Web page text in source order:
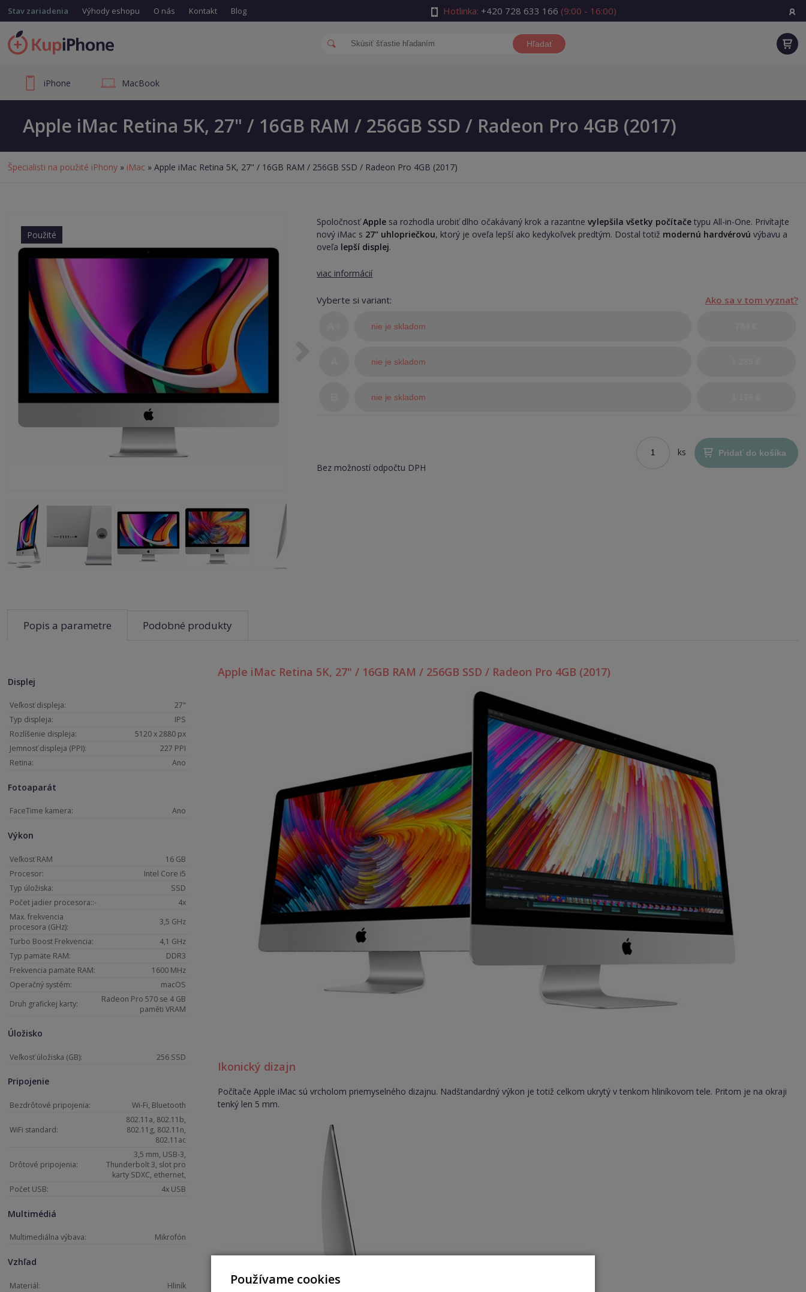
Stav zariadenia Výhody eshopu O nás Kontakt Blog Hotlinka: +420 728 633 166 (9:00 - 16:00)
Hľadať
iPhone MacBook
Apple iMac Retina 5K, 27" / 16GB RAM / 256GB SSD / Radeon Pro 4GB (2017)
Špecialisti na použité iPhony » iMac » Apple iMac Retina 5K, 27" / 16GB RAM / 256GB SSD / Radeon Pro 4GB (2017)
Použité
SpoločnosťApple sa rozhodla urobiť dlho očakávaný krok a razantnevylepšila všetky počítače typu All-in-One. Privítajte
nový iMac s 27" uhlopriečkou, ktorý je oveľa lepší ako kedykoľvek predtým. Dostal totiž modernú hardvérovú výbavu a
oveľa lepší displej.
viac informácií
Vyberte si variant: Ako sa v tom vyznať?
nie je skladom
nie je skladom
nie je skladom
Bez možností odpočtu DPH
ks Pridať do košíka
Popis a parametre Podobné produkty
Displej
Veľkosť displeja:
27"
Typ displeja:
IPS
Rozlíšenie displeja:
5120 x 2880 px
Jemnosť displeja (PPI):
227 PPI
Retina:
Ano
Fotoaparát
FaceTime kamera: Ano
Výkon
Veľkosť RAM
16 GB
Procesor:
Intel Core i5
Typ úložiska:
SSD
Počet jadier procesora::-
4x
Max. frekvencia
procesora (GHz):
3,5 GHz
Turbo Boost Frekvencia:
4,1 GHz
Typ pamäte RAM:
DDR3
Frekvencia pamäte RAM:
1600 MHz
Operačný systém:
macOS
Druh grafickej karty:
Radeon Pro 570 se 4 GB
paměti VRAM
Úložisko
Veľkosť úložiska (GB): 256 SSD
Pripojenie
Bezdrôtové pripojenia: Wi-Fi, Bluetooth
WiFi standard:
802.11a, 802.11b,
802.11g, 802.11n,
802.11ac
Drôtové pripojenia:
3,5 mm, USB-3,
Thunderbolt 3, slot pro
karty SDXC, ethernet,
Počet USB:
4x USB
Multimédiá
Multimediálna výbava: Mikrofón
Vzhľad
Materiál:
Hliník
Apple iMac Retina 5K, 27" / 16GB RAM / 256GB SSD / Radeon Pro 4GB (2017)
Ikonický dizajn
Počítače Apple iMac sú vrcholom priemyselného dizajnu. Nadštandardný výkon je totiž celkom ukrytý v tenkom hliníkovom tele. Pritom je na okraji
tenký len 5 mm.
Používame cookies